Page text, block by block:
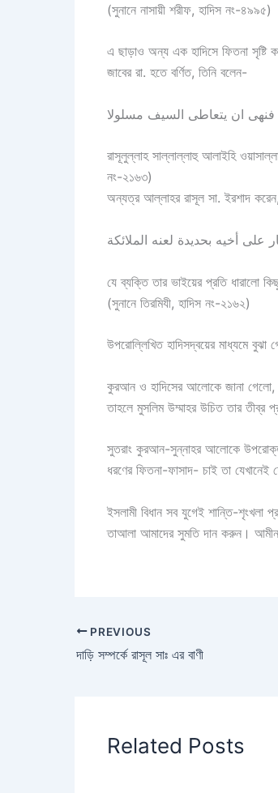
(সুনানে নাসায়ী শরীফ, হাদিস নং-৪৯৯৫)
এ ছাড়াও অন্য এক হাদিসে ফিতনা
জাবের রা. হতে বর্ণিত, তিনি বলেন-
রাসূলুল্লাহ সাল্লাল্লাহু আলাইহি
নং-২১৬৩)
অন্যত্র আল্লাহর রাসূল সা. ইরশাদ করেন,
যে ব্যক্তি তার ভাইয়ের প্রতি ধারালো
(সুনানে তিরমিযী, হাদিস নং-২১৬২)
উপরোল্লিখিত হাদিসদ্বয়ের মাধ্যমে
কুরআন ও হাদিসের আলোকে জানা গেলো,
তাহলে মুসলিম উম্মাহর উচিত তার তীব্র
সুতরাং কুরআন-সুন্নাহর আলোকে উপরোক্ত
ধরণের ফিতনা-ফাসাদ- চাই তা
ইসলামী বিধান সব যুগেই শান্তি-শৃংখলা
তাআলা আমাদের সুমতি দান করুন।
PREVIOUS
দাড়ি সম্পর্কে রাসূল সাঃ এর বাণী
Related Posts